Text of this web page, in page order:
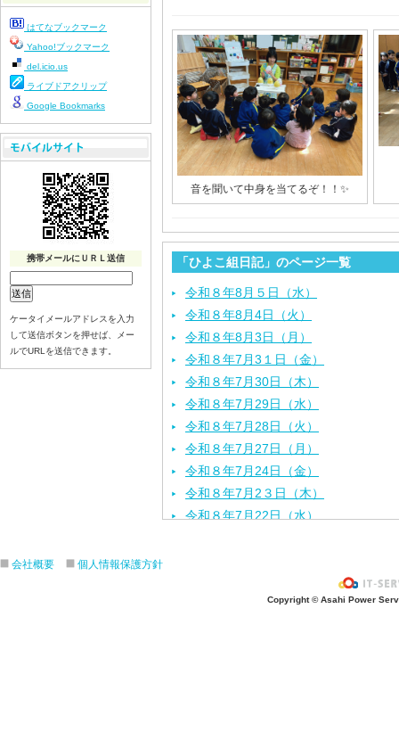
音を聞いて中身を当てるぞ！！✨
「ひよこ組日記」のページ一覧
令和８年8月５日（水）
令和８年8月4日（火）
令和８年8月3日（月）
令和８年7月3１日（金）
令和８年7月30日（木）
令和８年7月29日（水）
令和８年7月28日（火）
令和８年7月27日（月）
令和８年7月24日（金）
令和８年7月2３日（木）
令和８年7月22日（水）
令和８年7月15日（水）
はてなブックマーク
Yahoo!ブックマーク
del.icio.us
ライブドアクリップ
Google Bookmarks
携帯メールにＵＲＬ送信
ケータイメールアドレスを入力
して送信ボタンを押せば、メー
ルでURLを送信できます。
会社概要 個人情報保護方針
Copyright © Asahi Power